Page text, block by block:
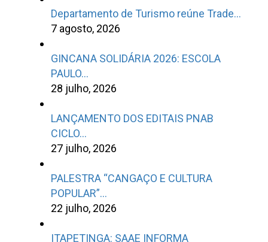
Departamento de Turismo reúne Trade…
7 agosto, 2026
GINCANA SOLIDÁRIA 2026: ESCOLA
PAULO…
28 julho, 2026
LANÇAMENTO DOS EDITAIS PNAB
CICLO…
27 julho, 2026
PALESTRA “CANGAÇO E CULTURA
POPULAR”…
22 julho, 2026
ITAPETINGA: SAAE INFORMA